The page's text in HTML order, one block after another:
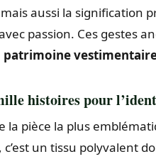
aussi la signification
passion. Ces gestes
patrimoine
histoires pour
la pièce la plus
un tissu polyvalent